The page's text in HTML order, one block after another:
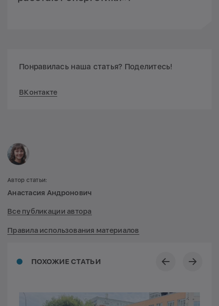
Понравилась наша статья? Поделитесь!
ВКонтакте
ПОХОЖИЕ СТАТЬИ
Автор статьи:
Анастасия Андронович
Все публикации автора
Правила использования материалов